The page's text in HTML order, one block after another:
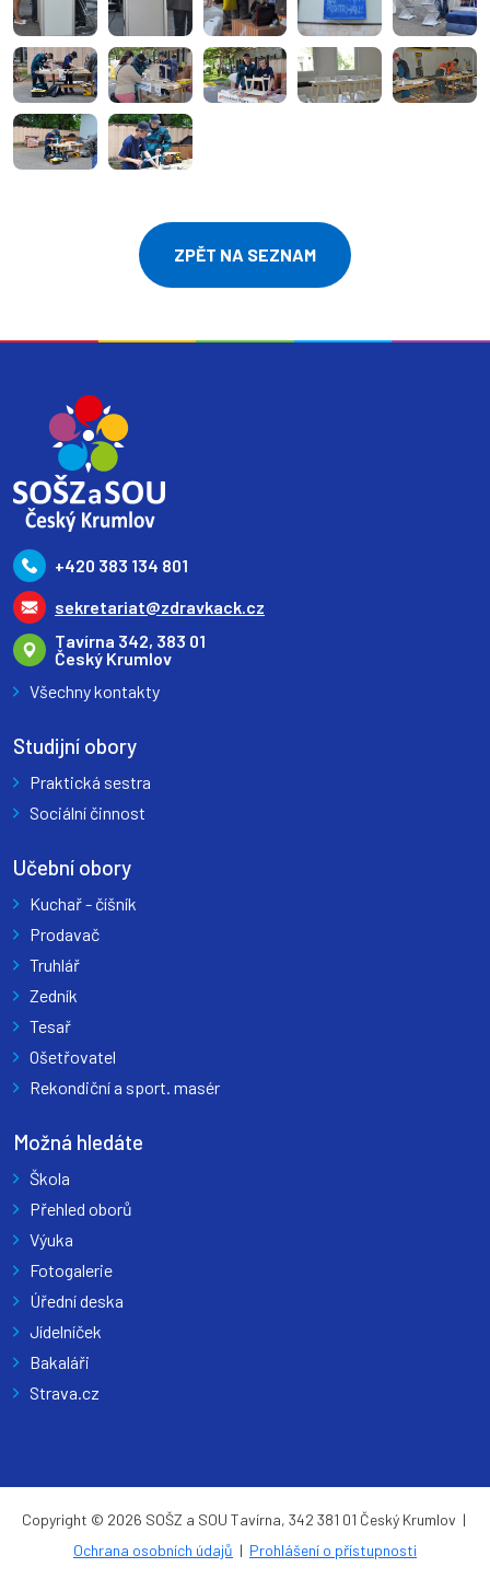
ZPĚT NA SEZNAM
+420 383 134 801
sekretariat@zdravkack.cz
Tavírna 342, 383 01
Český Krumlov
Všechny kontakty
Studijní obory
Praktická sestra
Sociální činnost
Učební obory
Kuchař - číšník
Prodavač
Truhlář
Zedník
Tesař
Ošetřovatel
Rekondiční a sport. masér
Možná hledáte
Škola
Přehled oborů
Výuka
Fotogalerie
Úřední deska
Jídelníček
Bakaláři
Strava.cz
Copyright © 2026 SOŠZ a SOU Tavírna, 342 381 01 Český Krumlov |
Ochrana osobních údajů | Prohlášení o přístupnosti